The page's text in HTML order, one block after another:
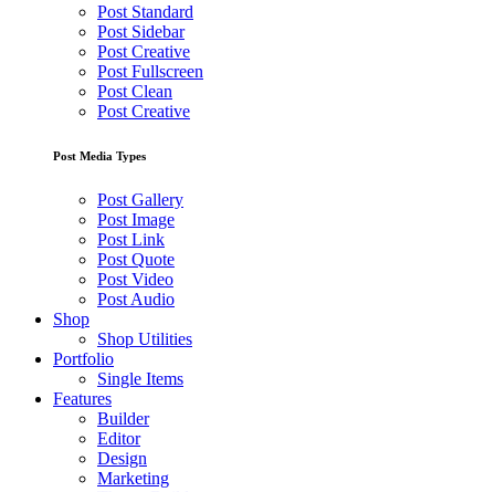
Post Standard
Post Sidebar
Post Creative
Post Fullscreen
Post Clean
Post Creative
Post Media Types
Post Gallery
Post Image
Post Link
Post Quote
Post Video
Post Audio
Shop
Shop Utilities
Portfolio
Single Items
Features
Builder
Editor
Design
Marketing